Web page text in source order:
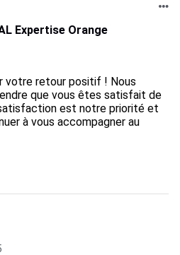
Expertise Orange
votre retour positif ! Nous
que vous êtes satisfait de
est notre priorité et
à vous accompagner au